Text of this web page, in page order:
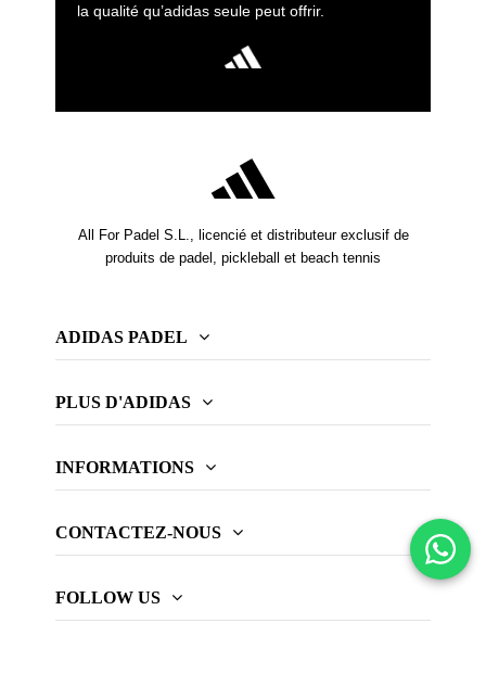
la qualité qu’adidas seule peut offrir.
All For Padel S.L., licencié et distributeur exclusif de
produits de padel, pickleball et beach tennis
ADIDAS PADEL
PLUS D'ADIDAS
INFORMATIONS
CONTACTEZ-NOUS
FOLLOW US